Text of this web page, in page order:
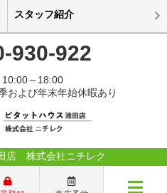
スタッフ紹介
930-922
～18:00
および年末年始休暇あり
店 株式会社ニチレク